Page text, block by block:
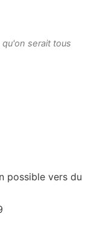
serait tous
possible vers du